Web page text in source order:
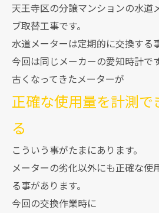
天王寺区の分譲マンションの水道
ブ取替工事です。
水道メーターは定期的に交換する
今回は同じメーカーの愛知時計です
古くなってきたメーターが
正確な使用量を計測で
る
こういう事がたまにあります。
メーターの劣化以外にも正確な使
る事があります。
今回の交換作業時に